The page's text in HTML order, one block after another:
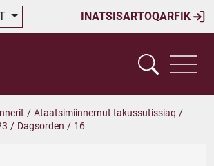
INATSISARTOQARFIK
/ Ataatsimiinnernut takussutissiaq /
/ Dagsorden / 16